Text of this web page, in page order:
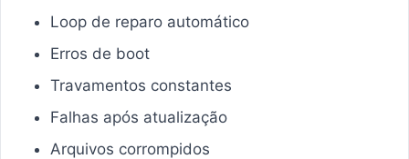
Loop de reparo automático
Erros de boot
Travamentos constantes
Falhas após atualização
Arquivos corrompidos